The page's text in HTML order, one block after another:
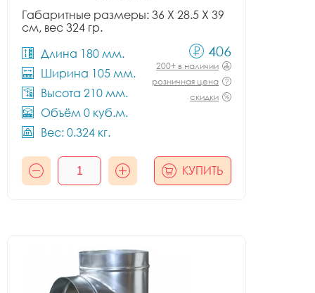
Габаритные размеры: 36 X 28.5 X 39
см, вес 324 гр.
Длина 180 мм.
Ширина 105 мм.
Высота 210 мм.
Объём 0 куб.м.
Вес: 0.324 кг.
406
200+ в наличии
розничная цена
скидки
КУПИТЬ